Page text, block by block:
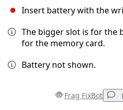
Insert battery with the
The bigger slot is for the
for the memory card.
Battery not shown.
Frag FixBot